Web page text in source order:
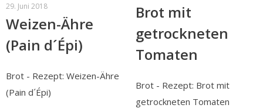
29. Juni 2018
Weizen-Ähre
(Pain d´Épi)
Brot - Rezept: Weizen-Ähre
(Pain d´Épi)
Brot mit
getrockneten
Tomaten
Brot - Rezept: Brot mit
getrockneten Tomaten